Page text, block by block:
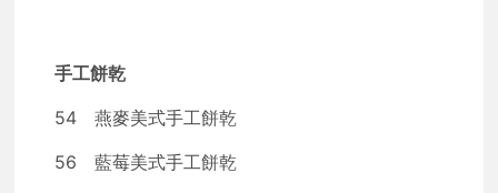
手工餅乾
54 燕麥美式手工餅乾
56 藍莓美式手工餅乾